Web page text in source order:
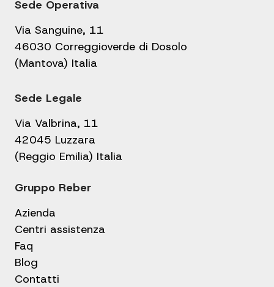
Sede Operativa
Via Sanguine, 11
46030 Correggioverde di Dosolo
(Mantova) Italia
Sede Legale
Via Valbrina, 11
42045 Luzzara
(Reggio Emilia) Italia
Gruppo Reber
Azienda
Centri assistenza
Faq
Blog
Contatti